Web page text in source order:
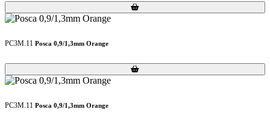
Loading...
Loading...
PC3M.11 Posca 0,9/1,3mm Orange
Loading...
Loading...
PC3M.11 Posca 0,9/1,3mm Orange